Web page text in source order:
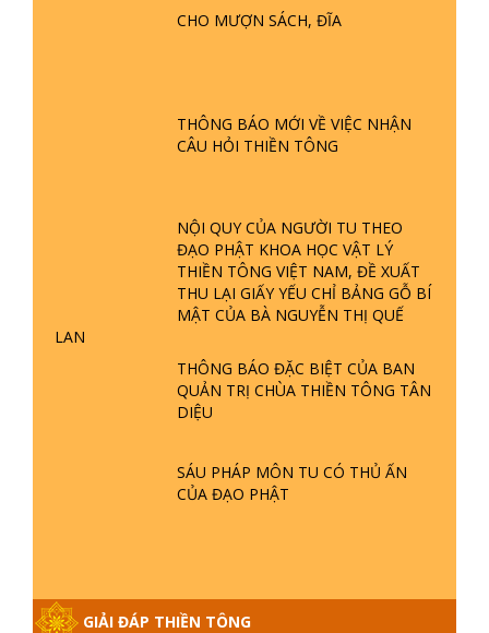
CHO MƯỢN SÁCH, ĐĨA
THÔNG BÁO MỚI VỀ VIỆC NHẬN
CÂU HỎI THIỀN TÔNG
NỘI QUY CỦA NGƯỜI TU THEO
ĐẠO PHẬT KHOA HỌC VẬT LÝ
THIỀN TÔNG VIỆT NAM, ĐỀ XUẤT
THU LẠI GIẤY YẾU CHỈ BẢNG GỖ BÍ
MẬT CỦA BÀ NGUYỄN THỊ QUẾ
LAN
THÔNG BÁO ĐẶC BIỆT CỦA BAN
QUẢN TRỊ CHÙA THIỀN TÔNG TÂN
DIỆU
SÁU PHÁP MÔN TU CÓ THỦ ẤN
CỦA ĐẠO PHẬT
GIẢI ĐÁP THIỀN TÔNG
HOA LÀ HỘI GÌ? TỬ VÌ ĐẠO
PHẬT GIỚI CÓ THỜI GIAN KHÔNG? |
TTTD
ĐỨC CHÚA TRỜI LÀ AI? QUỶ SA
TĂNG? | TTTD
GIẢI ĐÁP THIỀN TÔNG ĐẶC BIỆT P22
- TẠI SAO TRÁI ĐẤT NHIỀU THIÊN TAI
- LŨ LỤT - HỎA HOẠN | TTTD
GIẢI ĐÁP THIỀN TÔNG ĐẶC BIỆT P21
- TẠI SAO ĐỨC PHẬT BƯỚC ĐI 7
BƯỚC TRÊN HOA SEN ? | TTTD
GIẢI ĐÁP VỀ LỄ TIỄN THIỀN TÔNG SƯ
NGỌC LÂM VỀ PHẬT GIỚI
PHẦN 20 - BÁC NGUYỄN NHÂN LÀ AI?